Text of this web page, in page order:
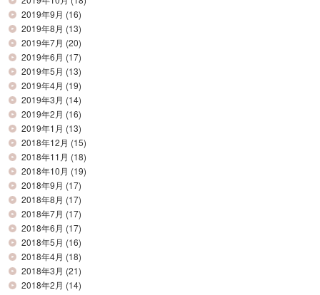
2019年9月 (16)
2019年8月 (13)
2019年7月 (20)
2019年6月 (17)
2019年5月 (13)
2019年4月 (19)
2019年3月 (14)
2019年2月 (16)
2019年1月 (13)
2018年12月 (15)
2018年11月 (18)
2018年10月 (19)
2018年9月 (17)
2018年8月 (17)
2018年7月 (17)
2018年6月 (17)
2018年5月 (16)
2018年4月 (18)
2018年3月 (21)
2018年2月 (14)